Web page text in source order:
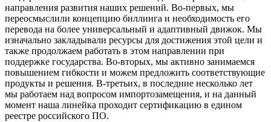
направления развития наших решений. Во-первых, мы
переосмыслили концепцию биллинга и необходимость его
перевода на более универсальный и адаптивный движок. Мы
изначально закладывали ресурсы для достижения этой цели и
также продолжаем работать в этом направлении при
поддержке государства. Во-вторых, мы активно занимаемся
повышением гибкости и можем предложить соответствующие
продукты и решения. В-третьих, в последние несколько лет
мы работаем над вопросом импортозамещения, и на данный
момент наша линейка проходит сертификацию в едином
реестре российского ПО.